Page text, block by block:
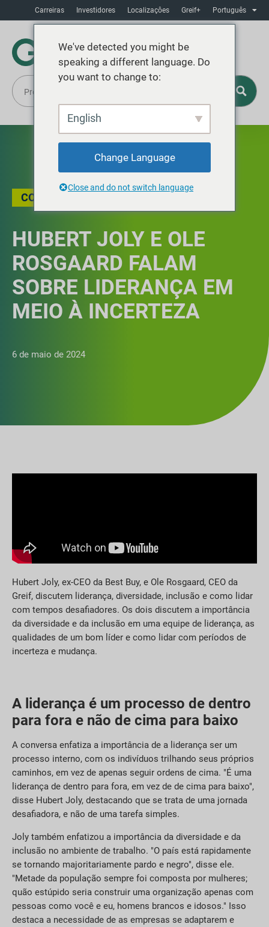
Carreiras Investidores Localizaçôes Greif+ Português
CONVERSAS SOBRE LIDERANÇA
HUBERT JOLY E OLE
ROSGAARD FALAM
SOBRE LIDERANÇA EM
MEIO À INCERTEZA
6 de maio de 2024
Hubert Joly, ex-CEO da Best Buy, e Ole Rosgaard, CEO da
Greif, discutem liderança, diversidade, inclusão e como lidar
com tempos desafiadores. Os dois discutem a importância
da diversidade e da inclusão em uma equipe de liderança, as
qualidades de um bom líder e como lidar com períodos de
incerteza e mudança.
A liderança é um processo de dentro
para fora e não de cima para baixo
A conversa enfatiza a importância de a liderança ser um
processo interno, com os indivíduos trilhando seus próprios
caminhos, em vez de apenas seguir ordens de cima. "É uma
liderança de dentro para fora, em vez de de cima para baixo",
disse Hubert Joly, destacando que se trata de uma jornada
desafiadora, e não de uma tarefa simples.
Joly também enfatizou a importância da diversidade e da
inclusão no ambiente de trabalho. "O país está rapidamente
se tornando majoritariamente pardo e negro", disse ele.
"Metade da população sempre foi composta por mulheres;
quão estúpido seria construir uma organização apenas com
pessoas como você e eu, homens brancos e idosos." Isso
destaca a necessidade de as empresas se adaptarem e
We've detected you might be
speaking a different language. Do
you want to change to:
English
Change Language
Close and do not switch language